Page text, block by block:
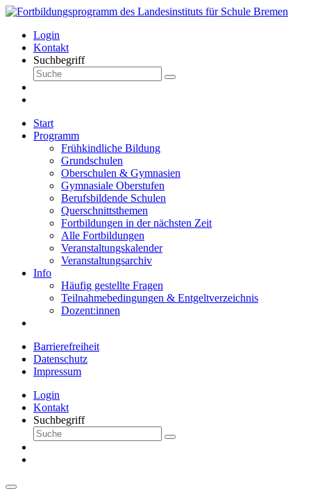
Login
Kontakt
Suchbegriff
Start
Programm
Frühkindliche Bildung
Grundschulen
Oberschulen & Gymnasien
Gymnasiale Oberstufen
Berufsbildende Schulen
Querschnittsthemen
Fortbildungen in der nächsten Zeit
Alle Fortbildungen
Veranstaltungskalender
Veranstaltungsarchiv
Info
Häufig gestellte Fragen
Teilnahmebedingungen & Entgeltverzeichnis
Dozent:innen
Barrierefreiheit
Datenschutz
Impressum
Login
Kontakt
Suchbegriff